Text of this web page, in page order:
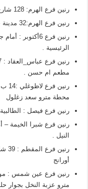
رنين فرع الهرم: 128 شارع الهرم – محطة الكوم الاخضر.
رنين فرع الهرم:32 مدينة بيتكو محطة مشعل شارع الهرم .
الرئيسية .
مطعم ام حسن .
محطة مترو سعد زغلول
رنين فرع فيصل :
رنين فرع شبرا الخيمة
النيل .
أورانج
رنين فرع عين شمس :
مترو عزبة النخل بجوار